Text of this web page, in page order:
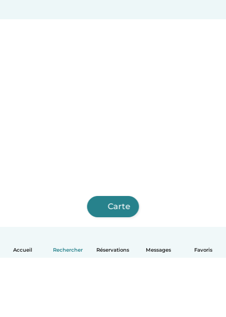
Accueil Rechercher Réservations Messages Favoris
Carte